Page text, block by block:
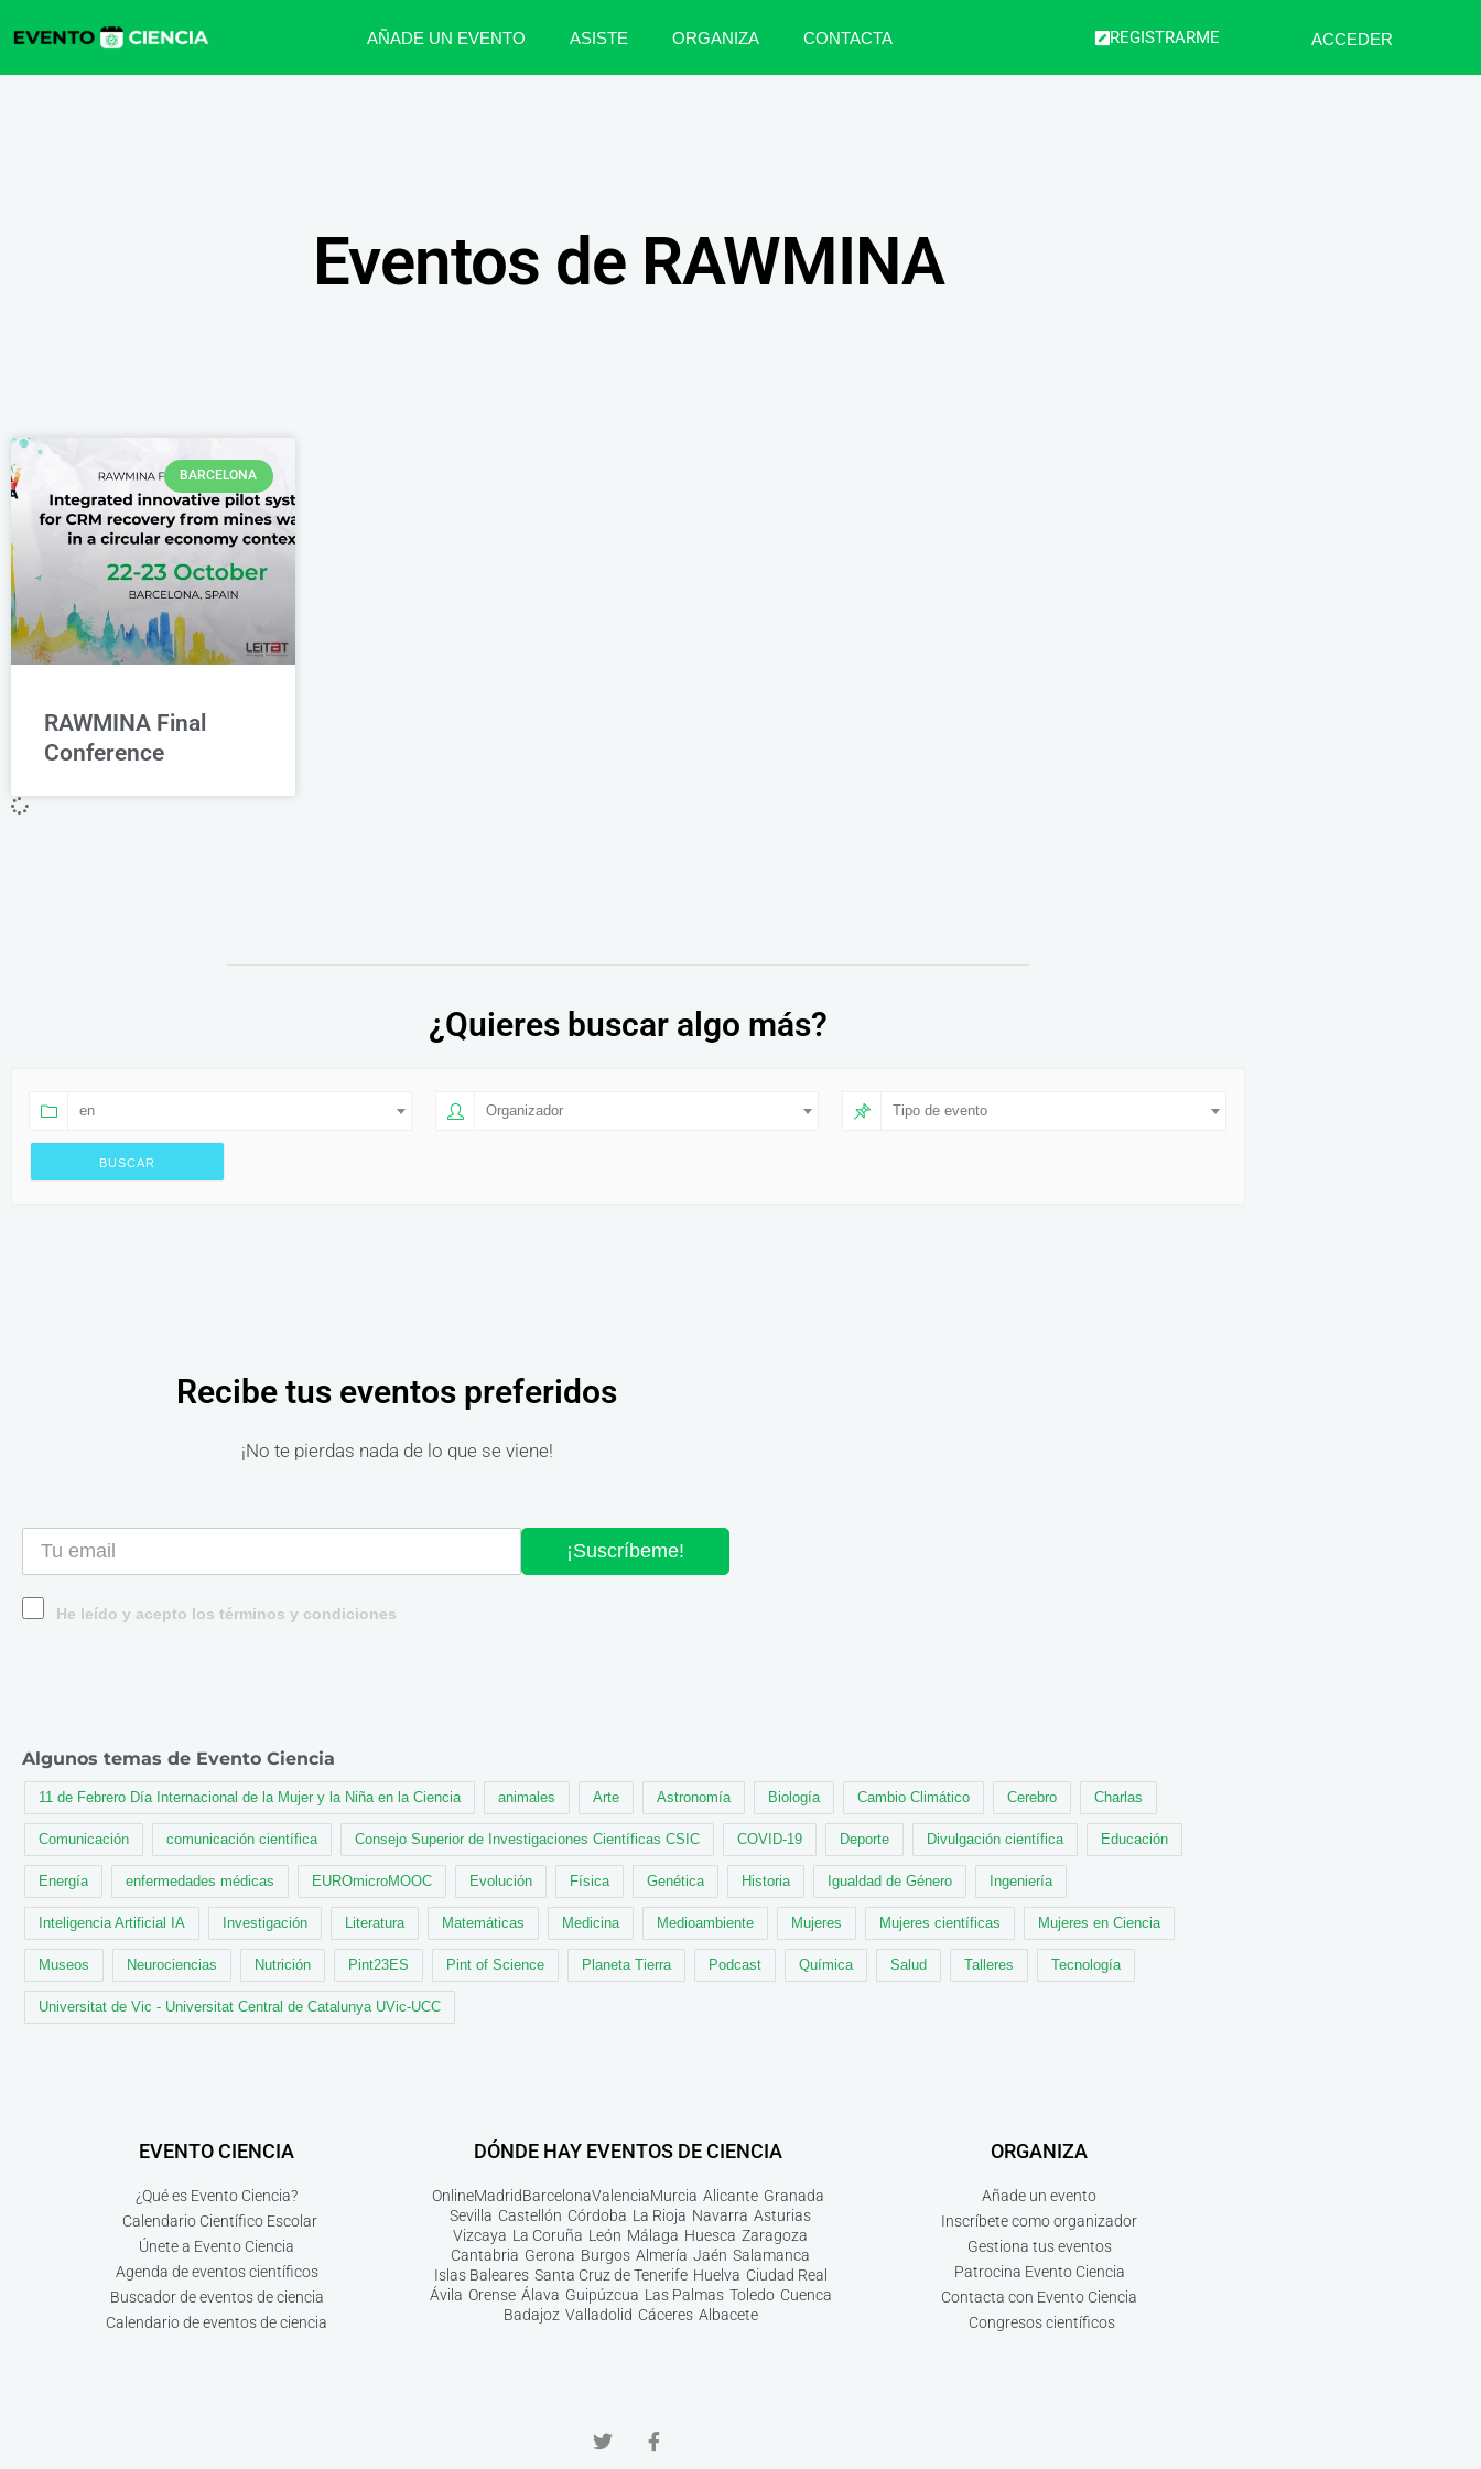
AÑADE UN EVENTO ASISTE ORGANIZA CONTACTA REGISTRARME ACCEDER
Eventos de RAWMINA
BARCELONA
RAWMINA Final
Conference
¿Quieres buscar algo más?
en Organizador Tipo de evento
Recibe tus eventos preferidos
¡No te pierdas nada de lo que se viene!
¡Suscríbeme!
He leído y acepto los términos y condiciones
Algunos temas de Evento Ciencia
11 de Febrero Día Internacional de la Mujer y la Niña en la Ciencia animales Arte Astronomía Biología Cambio Climático Cerebro Charlas
Comunicación comunicación científica Consejo Superior de Investigaciones Científicas CSIC COVID-19 Deporte Divulgación científica Educación
Energía enfermedades médicas EUROmicroMOOC Evolución Física Genética Historia Igualdad de Género Ingeniería
Inteligencia Artificial IA Investigación Literatura Matemáticas Medicina Medioambiente Mujeres Mujeres científicas Mujeres en Ciencia
Museos Neurociencias Nutrición Pint23ES Pint of Science Planeta Tierra Podcast Química Salud Talleres Tecnología
Universitat de Vic - Universitat Central de Catalunya UVic-UCC
EVENTO CIENCIA
¿Qué es Evento Ciencia?
Calendario Científico Escolar
Únete a Evento Ciencia
Agenda de eventos científicos
Buscador de eventos de ciencia
Calendario de eventos de ciencia
DÓNDE HAY EVENTOS DE CIENCIA
OnlineMadridBarcelonaValenciaMurcia Alicante Granada
Sevilla Castellón Córdoba La Rioja Navarra Asturias
Vizcaya La Coruña León Málaga Huesca Zaragoza
Cantabria Gerona Burgos Almería Jaén Salamanca
Islas Baleares Santa Cruz de Tenerife Huelva Ciudad Real
Ávila Orense Álava Guipúzcua Las Palmas Toledo Cuenca
Badajoz Valladolid Cáceres Albacete
ORGANIZA
Añade un evento
Inscríbete como organizador
Gestiona tus eventos
Patrocina Evento Ciencia
Contacta con Evento Ciencia
Congresos científicos